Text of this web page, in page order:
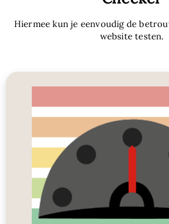
Hiermee kun je eenvoudig de
website testen.